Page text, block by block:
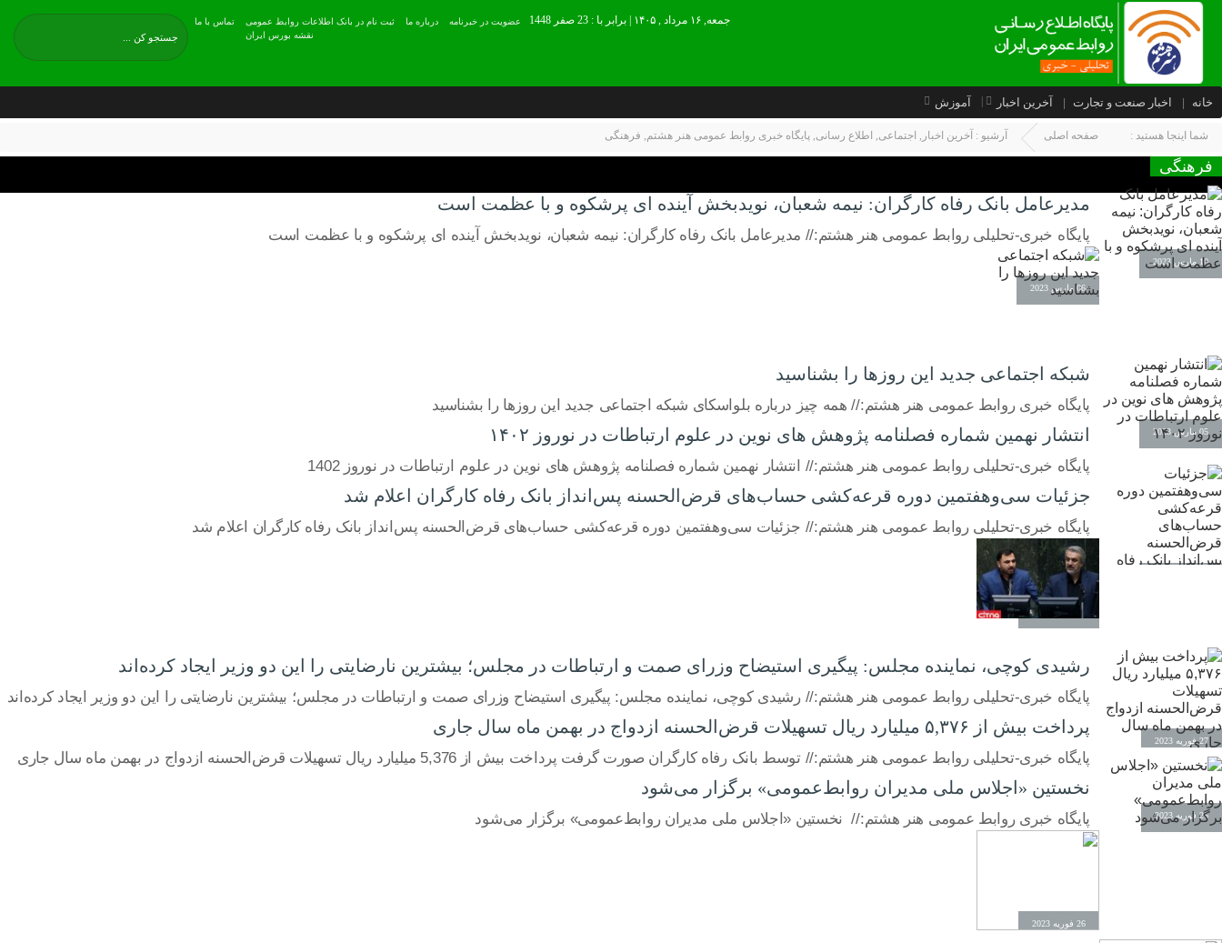
تماس با ما
ثبت نام در بانک اطلاعات روابط عمومی
نقشه بورس ایران
درباره ما عضويت در خبرنامه جمعه, ۱۶ مرداد , ۱۴۰۵ | برابر با : 23 صفر 1448
خانه اخبار صنعت و تجارت آخرین اخبار آموزش
شما اینجا هستید : صفحه اصلی آرشیو : آخرین اخبار , اجتماعی, اطلاع رسانی, پایگاه خبری روابط عمومی هنر هشتم, فرهنگی
فرهنگی
10 مارس 2023
مدیرعامل بانک رفاه کارگران: نیمه شعبان، نویدبخش آینده ای پرشکوه و با عظمت است
پایگاه خبری-تحلیلی روابط عمومی هنر هشتم:// مدیرعامل بانک رفاه کارگران: نیمه شعبان، نویدبخش آینده ای پرشکوه و با عظمت است
06 مارس 2023
شبکه اجتماعی جدید این روزها را بشناسید
پایگاه خبری روابط عمومی هنر هشتم:// همه چیز درباره بلواسکای شبکه اجتماعی جدید این روزها را بشناسید
05 مارس 2023 انتشار نهمین شماره فصلنامه پژوهش های نوین در علوم ارتباطات در نوروز ۱۴۰۲
پایگاه خبری-تحلیلی روابط عمومی هنر هشتم:// انتشار نهمین شماره فصلنامه پژوهش های نوین در علوم ارتباطات در نوروز 1402
جزئیات سی‌وهفتمین دوره قرعه‌کشی حساب‌های قرض‌الحسنه پس‌انداز بانک رفاه کارگران اعلام شد
پایگاه خبری-تحلیلی روابط عمومی هنر هشتم:// جزئیات سی‌وهفتمین دوره قرعه‌کشی حساب‌های قرض‌الحسنه پس‌انداز بانک رفاه کارگران اعلام شد
27 فوریه 2023
رشیدی کوچی، نماینده مجلس: پیگیری استیضاح وزرای صمت و ارتباطات در مجلس؛ بیشترین نارضایتی را این دو وزیر ایجاد کرده‌اند
پایگاه خبری-تحلیلی روابط عمومی هنر هشتم:// رشیدی کوچی، نماینده مجلس: پیگیری استیضاح وزرای صمت و ارتباطات در مجلس؛ بیشترین نارضایتی را این دو وزیر ایجاد کرده‌اند
27 فوریه 2023
پرداخت بیش از ۵,۳۷۶ میلیارد ریال تسهیلات قرض‌الحسنه ازدواج در بهمن ماه سال جاری
پایگاه خبری-تحلیلی روابط عمومی هنر هشتم:// توسط بانک رفاه کارگران صورت گرفت پرداخت بیش از 5,376 میلیارد ریال تسهیلات قرض‌الحسنه ازدواج در بهمن ماه سال جاری
26 فوریه 2023
نخستین «اجلاس ملی مدیران روابط‌عمومی» برگزار می‌شود
پایگاه خبری روابط عمومی هنر هشتم:// نخستین «اجلاس ملی مدیران روابط‌عمومی» برگزار می‌شود
26 فوریه 2023